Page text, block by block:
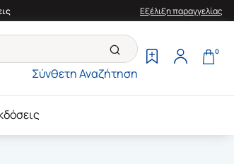
Εξέλιξη παραγγελίας
Σύνθετη Αναζήτηση
0